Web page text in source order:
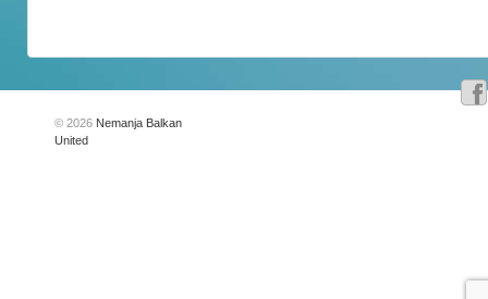
© 2026 Nemanja Balkan
United